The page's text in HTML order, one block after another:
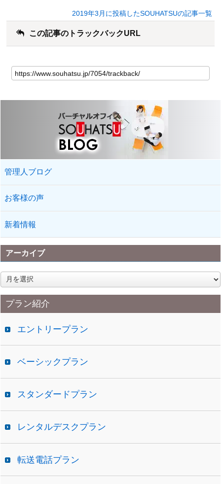
2019年3月に投稿したSOUHATSUの記事一覧
この記事のトラックバックURL
管理人ブログ
お客様の声
新着情報
アーカイブ
ア
ー
カ
イプラン紹介
エントリープラン
ベーシックプラン
スタンダードプラン
レンタルデスクプラン
転送電話プラン